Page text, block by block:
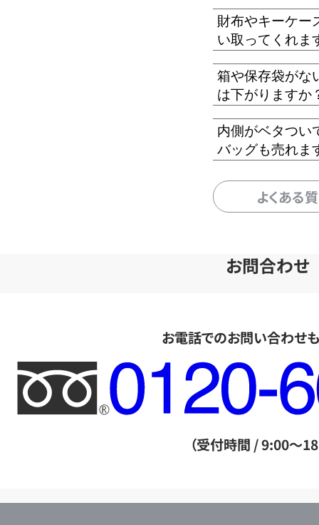
財布やキーケー
い取ってくれま
箱や保存袋がな
は下がりますか
内側がベタつい
バッグも売れま
よくある
お問合わせ
お電話でのお問い合わせ
フ
リ
ー
ル
（受付時間 / 9:00～